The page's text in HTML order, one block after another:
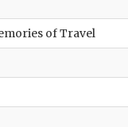
of Travel